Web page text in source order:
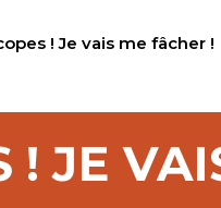
! Je vais me fâcher !
! JE